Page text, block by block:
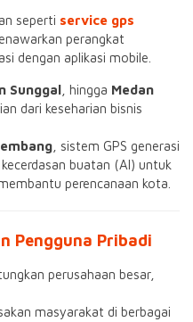
seperti service gps
perangkat
dengan aplikasi mobile.
Sunggal , hingga Medan
dari keseharian bisnis
, sistem GPS generasi
buatan (AI) untuk
perencanaan kota.
Pengguna Pribadi
perusahaan besar,
masyarakat di berbagai